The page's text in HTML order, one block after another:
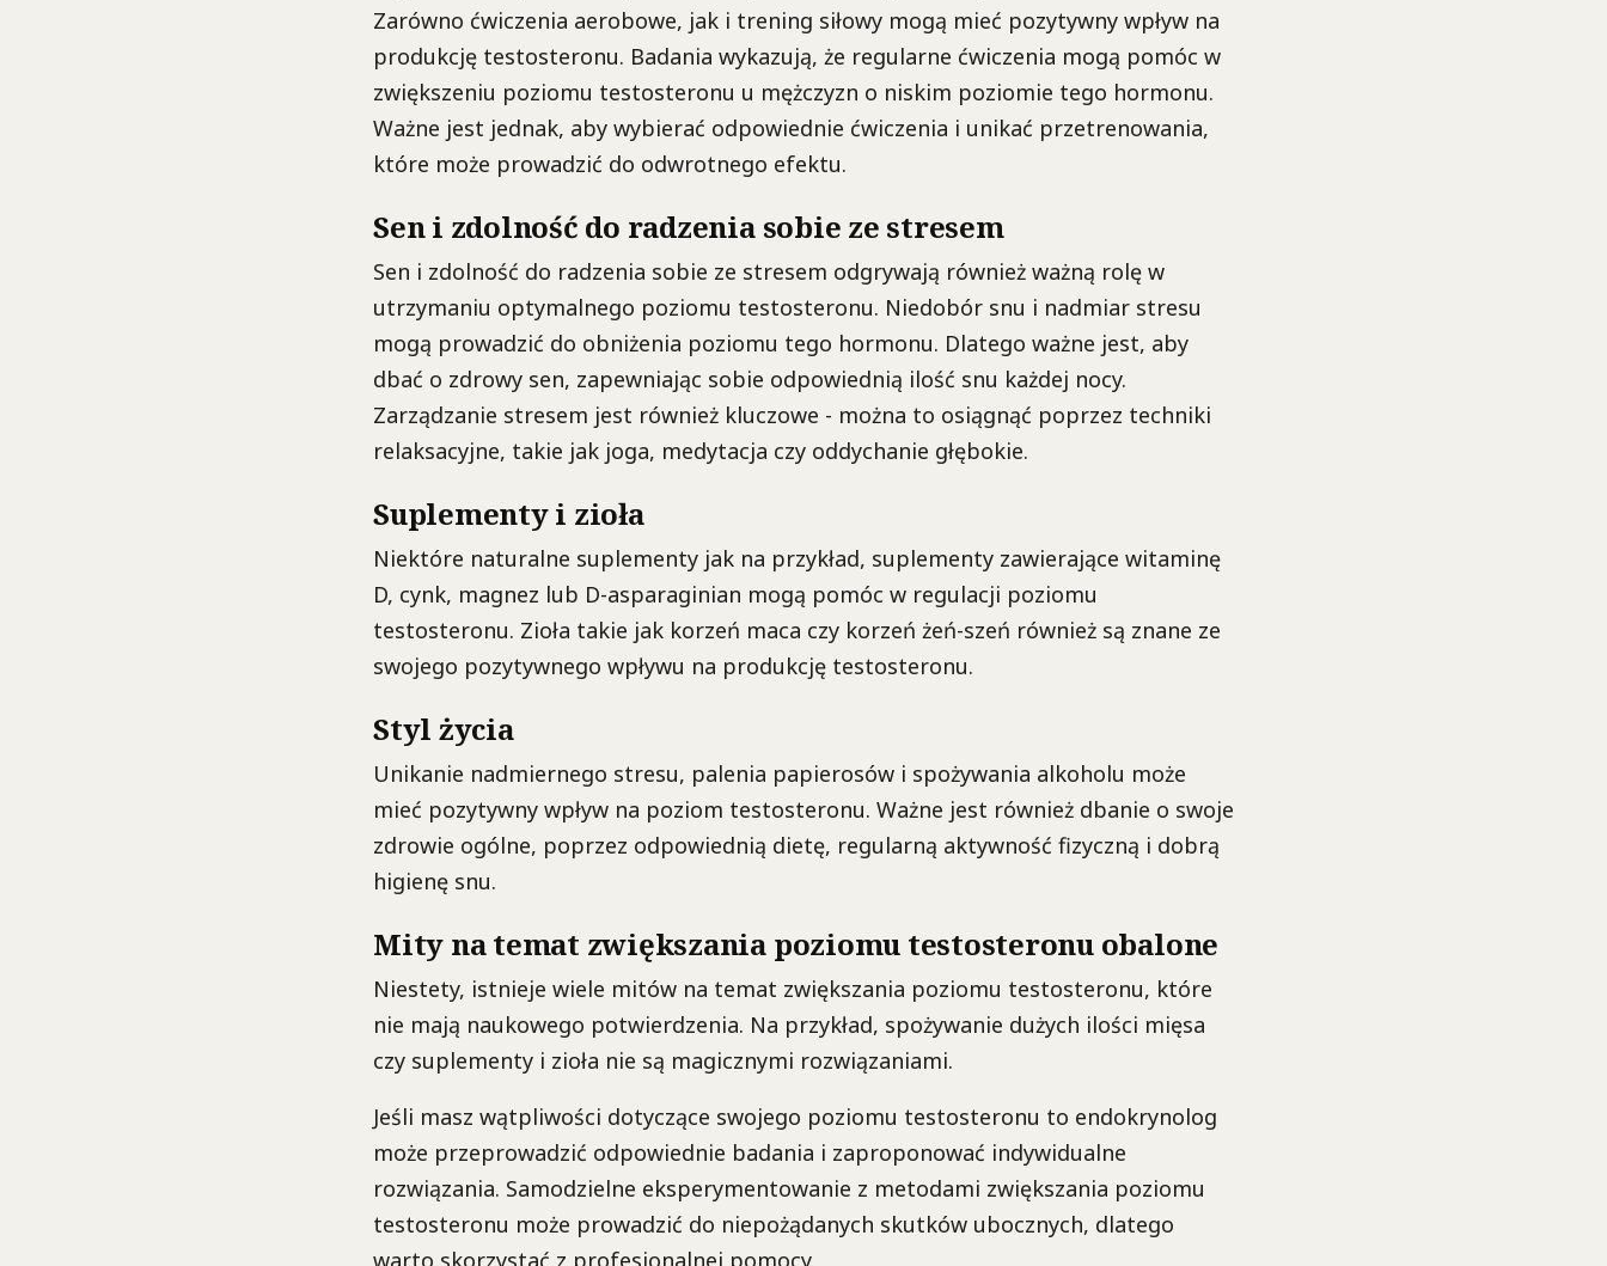
Zarówno ćwiczenia aerobowe, jak i trening siłowy mogą mieć pozytywny wpływ na
produkcję testosteronu. Badania wykazują, że regularne ćwiczenia mogą pomóc w
zwiększeniu poziomu testosteronu u mężczyzn o niskim poziomie tego hormonu.
Ważne jest jednak, aby wybierać odpowiednie ćwiczenia i unikać przetrenowania,
które może prowadzić do odwrotnego efektu.
Sen i zdolność do radzenia sobie ze stresem
Sen i zdolność do radzenia sobie ze stresem odgrywają również ważną rolę w
utrzymaniu optymalnego poziomu testosteronu. Niedobór snu i nadmiar stresu
mogą prowadzić do obniżenia poziomu tego hormonu. Dlatego ważne jest, aby
dbać o zdrowy sen, zapewniając sobie odpowiednią ilość snu każdej nocy.
Zarządzanie stresem jest również kluczowe - można to osiągnąć poprzez techniki
relaksacyjne, takie jak joga, medytacja czy oddychanie głębokie.
Suplementy i zioła
Niektóre naturalne suplementy jak na przykład, suplementy zawierające witaminę
D, cynk, magnez lub D-asparaginian mogą pomóc w regulacji poziomu
testosteronu. Zioła takie jak korzeń maca czy korzeń żeń-szeń również są znane ze
swojego pozytywnego wpływu na produkcję testosteronu.
Styl życia
Unikanie nadmiernego stresu, palenia papierosów i spożywania alkoholu może
mieć pozytywny wpływ na poziom testosteronu. Ważne jest również dbanie o swoje
zdrowie ogólne, poprzez odpowiednią dietę, regularną aktywność fizyczną i dobrą
higienę snu.
Mity na temat zwiększania poziomu testosteronu obalone
Niestety, istnieje wiele mitów na temat zwiększania poziomu testosteronu, które
nie mają naukowego potwierdzenia. Na przykład, spożywanie dużych ilości mięsa
czy suplementy i zioła nie są magicznymi rozwiązaniami.
Jeśli masz wątpliwości dotyczące swojego poziomu testosteronu to endokrynolog
może przeprowadzić odpowiednie badania i zaproponować indywidualne
rozwiązania. Samodzielne eksperymentowanie z metodami zwiększania poziomu
testosteronu może prowadzić do niepożądanych skutków ubocznych, dlatego